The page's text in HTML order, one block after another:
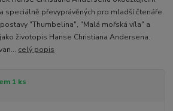
speciálně převyprávěných pro mladší čtenáře.
"Thumbelina", "Malá mořská víla" a
životopis Hanse Christiana Andersena.
celý popis
1 ks